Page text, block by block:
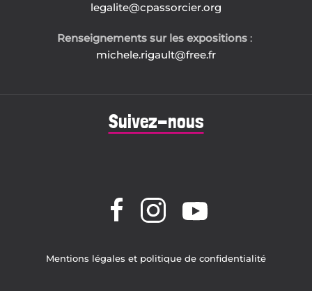
legalite@cpassorcier.org
Renseignements sur les expositions :
michele.rigault@free.fr
Suivez-nous
Mentions légales et politique de confidentialité